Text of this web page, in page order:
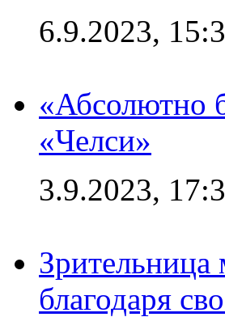
6.9.2023,
«Абсолютно
«Челси»
3.9.2023,
Зрительница
благодаря